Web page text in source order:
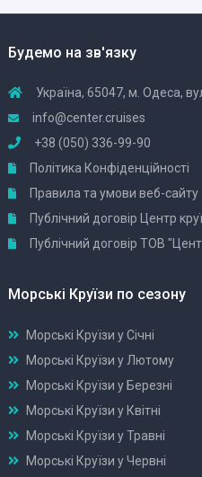
Будемо на зв'язку
Україна, 65047, м. Одеса,
info@center.cruises
+38 (050) 336-99-90
Політика Конфіденційності
Правила та умови веб-сайту
Публічний договір Центр
Публічний договір ТОВ
Морські Круїзи по сезону
Морські Круїзи у Січні
Морські Круїзи у Лютому
Морські Круїзи у Березні
Морські Круїзи у Квітні
Морські Круїзи у Травні
Морські Круїзи у Червні